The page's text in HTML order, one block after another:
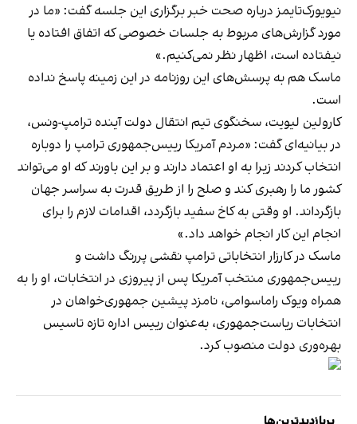
نیویورک‌تایمز درباره صحت خبر برگزاری این جلسه گفت: «ما در
مورد گزارش‌های مربوط به جلسات خصوصی که اتفاق افتاده یا
نیفتاده است، اظهار نظر نمی‌کنیم.»
ماسک هم به پرسش‌های این روزنامه در این زمینه پاسخ نداده
است.
کارولین لیویت، سخنگوی تیم انتقال دولت آینده ترامپ-‌ونس،
در بیانیه‌ای گفت: «مردم آمریکا رییس‌جمهوری ترامپ را دوباره
انتخاب کردند زیرا به او اعتماد دارند و بر این باورند که او می‌تواند
کشور ما را رهبری کند و صلح را از طریق قدرت به سراسر جهان
بازگرداند. او وقتی به کاخ سفید بازگردد، اقدامات لازم را برای
انجام این کار انجام خواهد داد.»
ماسک در کارزار انتخاباتی ترامپ نقشی پررنگ داشت و
رییس‌جمهوری منتخب آمریکا پس از پیروزی در انتخابات، او را به
همراه ویوک راماسوامی، نامزد پیشین جمهوری‌خواهان در
انتخابات ریاست‌جمهوری، به‌عنوان رییس اداره تازه تاسیس
بهره‌وری دولت منصوب کرد.